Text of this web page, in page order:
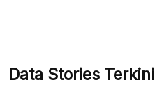
Data Stories Terkini